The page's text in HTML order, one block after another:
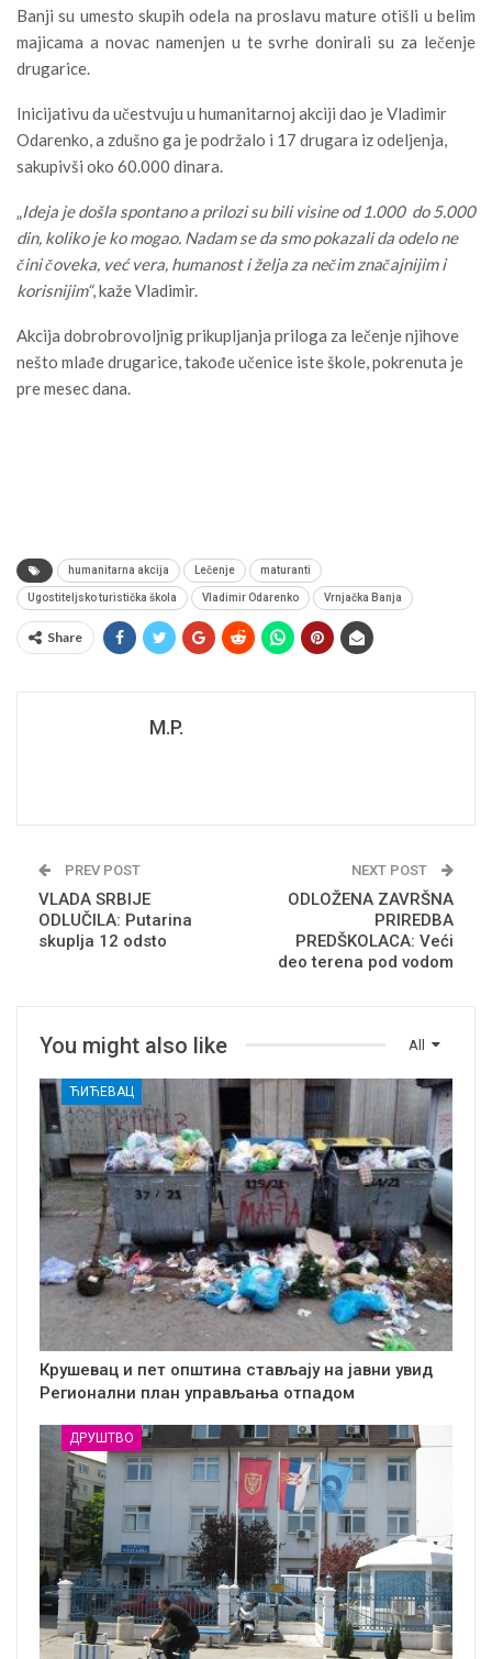
Banji su umesto skupih odela na proslavu mature otišli u belim
majicama a novac namenjen u te svrhe donirali su za lečenje
drugarice.
Inicijativu da učestvuju u humanitarnoj akciji dao je Vladimir
Odarenko, a zdušno ga je podržalo i 17 drugara iz odeljenja,
sakupivši oko 60.000 dinara.
Ideja je došla spontano a prilozi su bili visine od 1.000 do 5.000
din, koliko je ko mogao. Nadam se da smo pokazali da odelo ne
čini čoveka, već vera, humanost i želja za nečim značajnijim i
korisnijim“, kaže Vladimir.
Akcija dobrobrovoljnig prikupljanja priloga za lečenje njihove
nešto mlađe drugarice, takođe učenice iste škole, pokrenuta je
pre mesec dana.
humanitarna akcija Lečenje maturanti
Ugostiteljsko turistička škola Vladimir Odarenko Vrnjačka Banja
Share
M.P.
PREV POST
VLADA SRBIJE
ODLUČILA: Putarina
skuplja 12 odsto
NEXT POST
ODLOŽENA ZAVRŠNA
PRIREDBA
PREDŠKOLACA: Veći
deo terena pod vodom
All
You might also like
ЋИЋЕВАЦ
Крушевац и пет општина стављају на јавни увид
Регионални план управљања отпадом
ДРУШТВО